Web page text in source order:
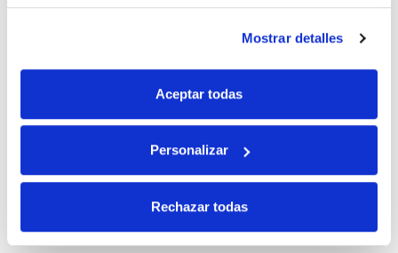
Mostrar detalles
Aceptar todas
Personalizar
Rechazar todas
mensajería online, derechos: Acceder, rectificar y suprimir los datos, así como
otros derechos, como se explica en la información adicional.
SUBSCRIBETE AHORA